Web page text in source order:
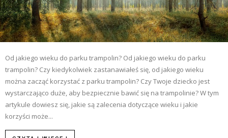
Od jakiego wieku do parku trampolin? Od jakiego wieku do parku
trampolin? Czy kiedykolwiek zastanawiałeś się, od jakiego wieku
można zacząć korzystać z parku trampolin? Czy Twoje dziecko jest
wystarczająco duże, aby bezpiecznie bawić się na trampolinie? W tym
artykule dowiesz się, jakie są zalecenia dotyczące wieku i jakie
korzyści może...